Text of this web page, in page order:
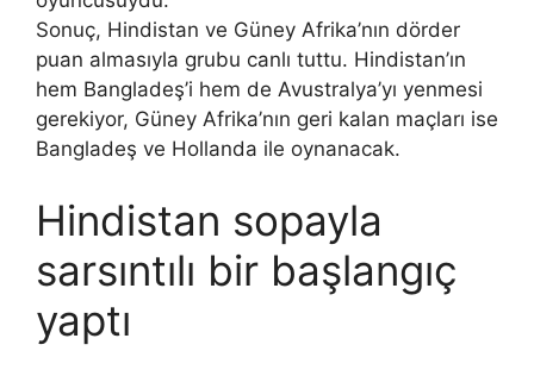
Sonuç, Hindistan ve Güney Afrika’nın dörder
puan almasıyla grubu canlı tuttu. Hindistan’ın
hem Bangladeş’i hem de Avustralya’yı yenmesi
gerekiyor, Güney Afrika’nın geri kalan maçları ise
Bangladeş ve Hollanda ile oynanacak.
Hindistan sopayla
sarsıntılı bir başlangıç ​​
yaptı